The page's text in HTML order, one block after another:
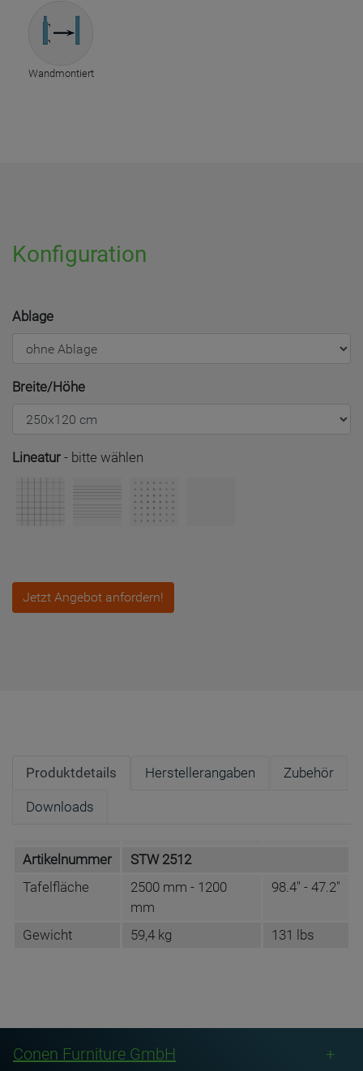
Wandmontiert
Konfiguration
Ablage
Breite/Höhe
Lineatur - bitte wählen
Jetzt Angebot anfordern!
Produktdetails Herstellerangaben Zubehör
Downloads
Artikelnummer
STW 2512
Tafelfläche
2500 mm - 1200
mm
98.4" - 47.2"
Gewicht 59,4 kg 131 lbs
Name
Conen Furniture GmbH
Anschrift
Conenstr. 4
Conen Furniture GmbH